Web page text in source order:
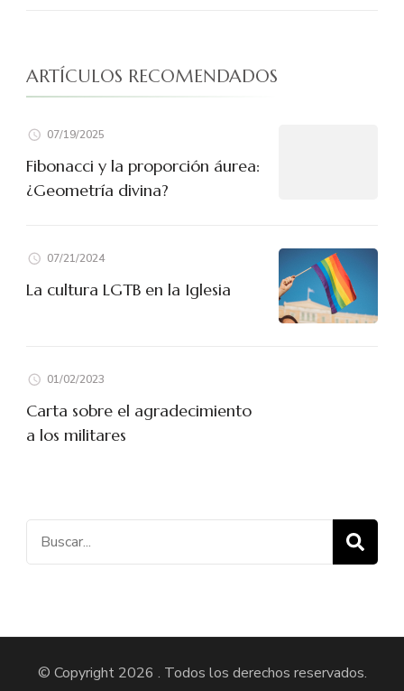
ARTÍCULOS RECOMENDADOS
07/19/2025
Fibonacci y la proporción áurea:
¿Geometría divina?
07/21/2024
La cultura LGTB en la Iglesia
01/02/2023
Carta sobre el agradecimiento
a los militares
Buscar:
© Copyright 2026 . Todos los derechos reservados.